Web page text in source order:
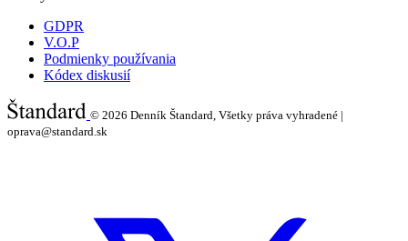
GDPR
V.O.P
Podmienky používania
Kódex diskusií
© 2026 Denník Štandard, Všetky práva vyhradené |
oprava@standard.sk